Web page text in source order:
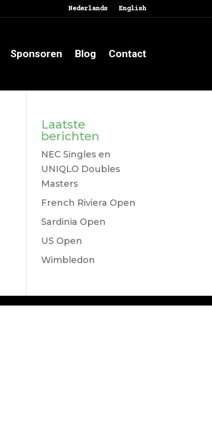
Nederlands English
Sponsoren Blog Contact
Laatste
berichten
NEC Singles en
UNIQLO Doubles
Masters
French Riviera Open
Sardinia Open
US Open
Wimbledon